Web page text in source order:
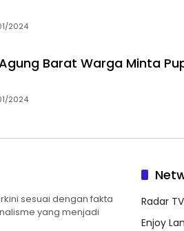
2024
Barat Warga Minta
2024
sesuai dengan fakta
yang menjadi
Radar TV
Enjoy